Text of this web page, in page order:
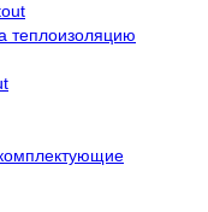
теплоизоляцию